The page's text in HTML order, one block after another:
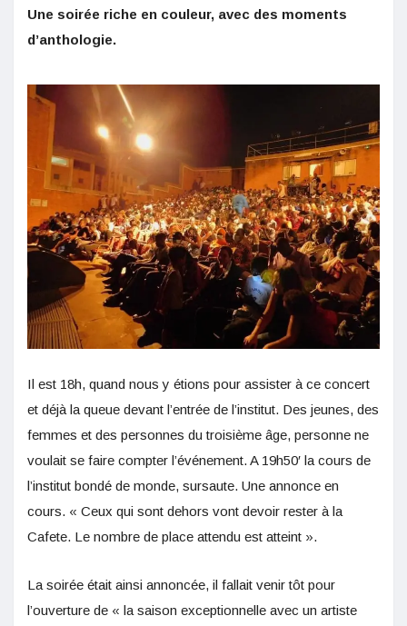
Une soirée riche en couleur, avec des moments
d’anthologie.
Il est 18h, quand nous y étions pour assister à ce concert
et déjà la queue devant l’entrée de l’institut. Des jeunes, des
femmes et des personnes du troisième âge, personne ne
voulait se faire compter l’événement. A 19h50′ la cours de
l’institut bondé de monde, sursaute. Une annonce en
cours. « Ceux qui sont dehors vont devoir rester à la
Cafete. Le nombre de place attendu est atteint ».
La soirée était ainsi annoncée, il fallait venir tôt pour
l’ouverture de « la saison exceptionnelle avec un artiste